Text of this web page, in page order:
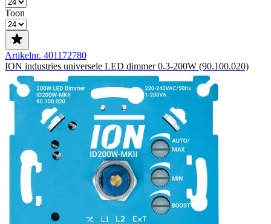
Toon
Artikelnr. 401172780
ION industries universele LED dimmer 0.3-200W (90.100.020)